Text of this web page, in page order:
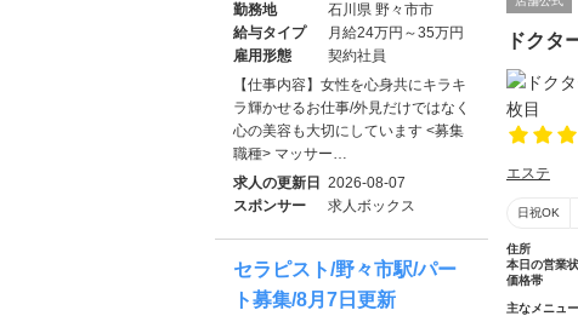
ドクタ
エステ
日祝OK
住所
本日の営業
価格帯
主なメニュー
勤務地
石川県 野々市市
給与タイプ
月給24万円～35万円
雇用形態
契約社員
【仕事内容】女性を心身共にキラキ
ラ輝かせるお仕事/外見だけではなく
心の美容も大切にしています <募集
職種> マッサー…
求人の更新日 2026-08-07
スポンサー
求人ボックス
セラピスト/野々市駅/パー
ト募集/8月7日更新